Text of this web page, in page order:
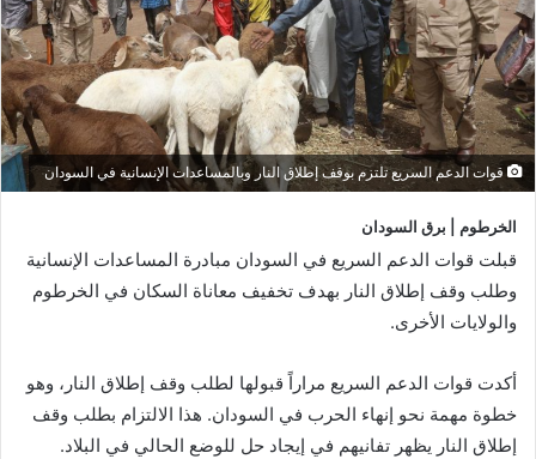
قوات الدعم السريع تلتزم بوقف إطلاق النار وبالمساعدات الإنسانية في السودان
الخرطوم | برق السودان
قبلت قوات الدعم السريع في السودان مبادرة المساعدات الإنسانية
وطلب وقف إطلاق النار بهدف تخفيف معاناة السكان في الخرطوم
والولايات الأخرى.
أكدت قوات الدعم السريع مراراً قبولها لطلب وقف إطلاق النار، وهو
خطوة مهمة نحو إنهاء الحرب في السودان. هذا الالتزام بطلب وقف
إطلاق النار يظهر تفانيهم في إيجاد حل للوضع الحالي في البلاد.